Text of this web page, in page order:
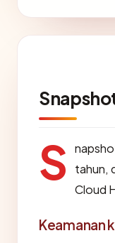
S
tahun,
Cloud
Keamanan